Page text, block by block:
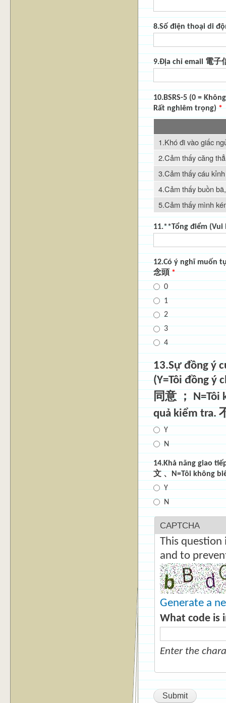
8.Số điện thoại di
9.Địa chỉ email 電子
10.BSRS-5 (0 =
Rất nghiêm trọng)*
1.Khó đi vào giấc
2.Cảm thấy căng
3.Cảm thấy cáu
4.Cảm thấy buồn
5.Cảm thấy mình
11.**Tổng điểm
12.Có ý nghĩ muốn
念頭*
0
1
2
3
4
13.Sự đồng ý
(Y=Tôi đồng ý
同意 ； N=Tôi
quả kiểm tra.
Y
N
14.Khả năng giao
文 、N=Tôi không
Y
N
CAPTCHA
This
and to
Generate a
What code is
Enter the